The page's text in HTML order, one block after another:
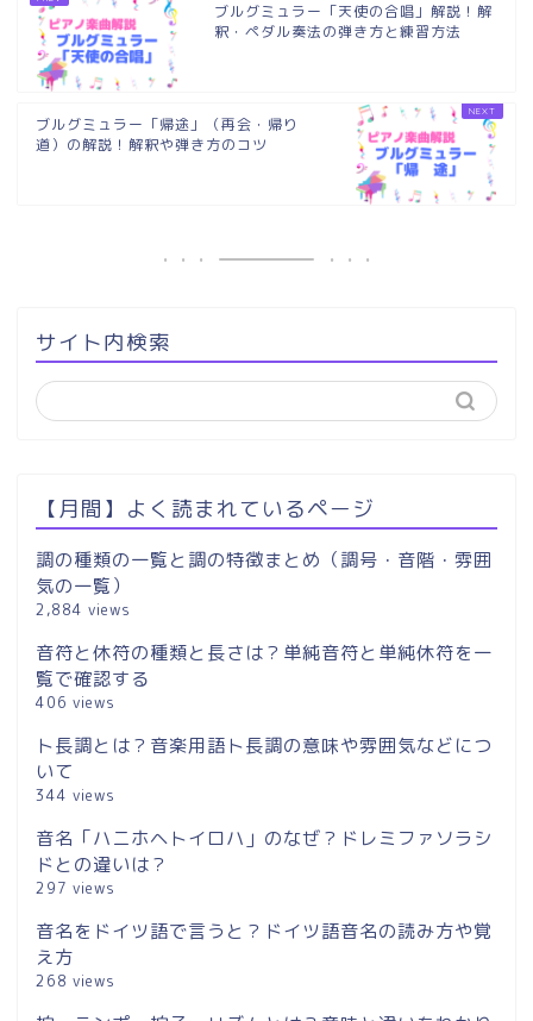
ブルグミュラー「天使の合唱」解説！解
釈・ペダル奏法の弾き方と練習方法
ブルグミュラー「帰途」（再会・帰り
道）の解説！解釈や弾き方のコツ
サイト内検索
【月間】よく読まれているページ
調の種類の一覧と調の特徴まとめ（調号・音階・雰囲
気の一覧）
2,884 views
音符と休符の種類と長さは？単純音符と単純休符を一
覧で確認する
406 views
ト長調とは？音楽用語ト長調の意味や雰囲気などにつ
いて
344 views
音名「ハニホヘトイロハ」のなぜ？ドレミファソラシ
ドとの違いは？
297 views
音名をドイツ語で言うと？ドイツ語音名の読み方や覚
え方
268 views